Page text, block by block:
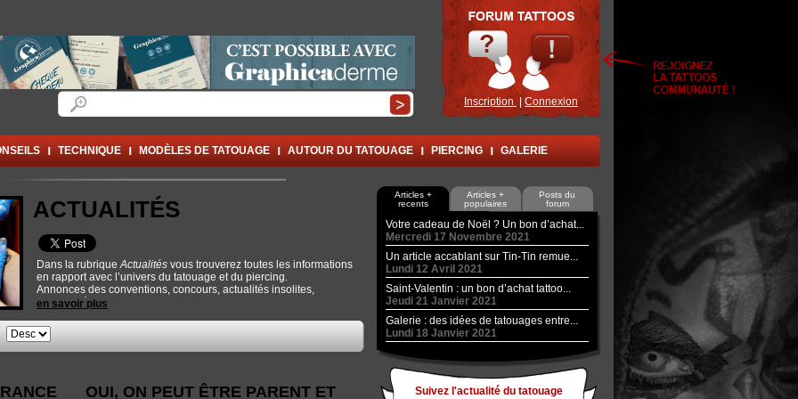
Inscription Connexion
TECHNIQUE MODÈLES DE TATOUAGE AUTOUR DU TATOUAGE PIERCING GALERIE
ACTUALITÉS
Dans la rubriqueActualités vous trouverez toutes les informations
en rapport avec l’univers du tatouage et du piercing.
Annonces des conventions, concours, actualités insolites,
nouveautés techniques... De quoi faire le plein d’infos.
en savoir plus
OUI, ON PEUT ÊTRE PARENT ET
Articles +
recents
Articles +
populaires
Posts du
forum
Votre cadeau de Noël ? Un bon d’achat...
Mercredi 17 Novembre 2021
Un article accablant sur Tin-Tin remue...
Lundi 12 Avril 2021
Saint-Valentin : un bon d’achat tattoo...
Jeudi 21 Janvier 2021
Galerie : des idées de tatouages entre...
Lundi 18 Janvier 2021
Suivez l'actualité du tatouage